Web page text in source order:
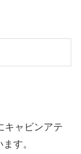
キャビンアテ
す。